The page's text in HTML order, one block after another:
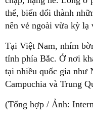
thể, biến đổi thành
nên vẻ ngoài vừa kỳ lạ
Tại Việt Nam, nhím
tỉnh phía Bắc. Ở nơi
tại nhiều quốc gia như
Campuchia và Trung
(Tổng hợp / Ảnh: